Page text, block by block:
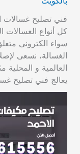
فني تصليح غسالات
كل أنواع الغسالات
سواء الكتروني
الغسالة، نسعى
يعالج فني تصليح